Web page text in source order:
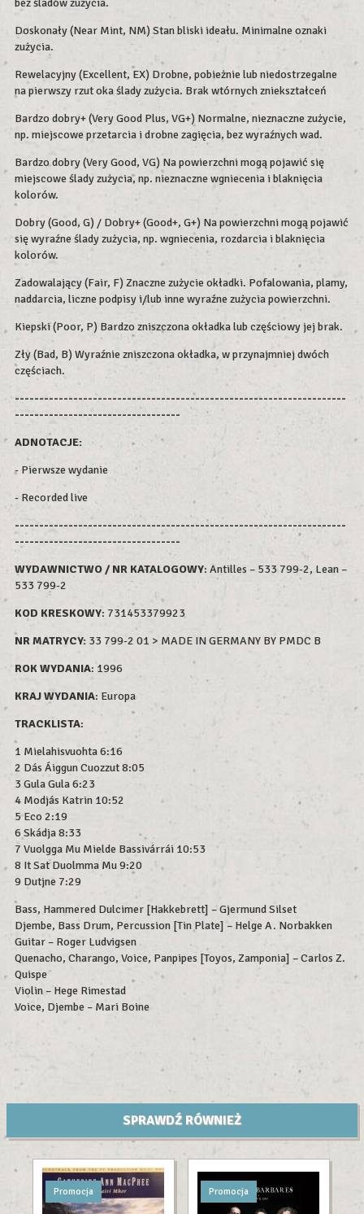
bez śladów zużycia.
Doskonały (Near Mint, NM) Stan bliski ideału. Minimalne oznaki
zużycia.
Rewelacyjny (Excellent, EX) Drobne, pobieżnie lub niedostrzegalne
na pierwszy rzut oka ślady zużycia. Brak wtórnych zniekształceń
Bardzo dobry+ (Very Good Plus, VG+) Normalne, nieznaczne zużycie,
np. miejscowe przetarcia i drobne zagięcia, bez wyraźnych wad.
Bardzo dobry (Very Good, VG) Na powierzchni mogą pojawić się
miejscowe ślady zużycia, np. nieznaczne wgniecenia i blaknięcia
kolorów.
Dobry (Good, G) / Dobry+ (Good+, G+) Na powierzchni mogą pojawić
się wyraźne ślady zużycia, np. wgniecenia, rozdarcia i blaknięcia
kolorów.
Zadowalający (Fair, F) Znaczne zużycie okładki. Pofalowania, plamy,
naddarcia, liczne podpisy i/lub inne wyraźne zużycia powierzchni.
Kiepski (Poor, P) Bardzo zniszczona okładka lub częściowy jej brak.
Zły (Bad, B) Wyraźnie zniszczona okładka, w przynajmniej dwóch
częściach.
--------------------------------------------------------------------
----------------------------------
ADNOTACJE:
- Pierwsze wydanie
- Recorded live
--------------------------------------------------------------------
----------------------------------
WYDAWNICTWO / NR KATALOGOWY: Antilles – 533 799-2, Lean –
533 799-2
KOD KRESKOWY: 731453379923
NR MATRYCY: 33 799-2 01 > MADE IN GERMANY BY PMDC B
ROK WYDANIA: 1996
KRAJ WYDANIA: Europa
TRACKLISTA:
1 Mielahisvuohta 6:16
2 Dás Áiggun Cuozzut 8:05
3 Gula Gula 6:23
4 Modjás Katrin 10:52
5 Eco 2:19
6 Skádja 8:33
7 Vuolgga Mu Mielde Bassivárrái 10:53
8 It Sat Duolmma Mu 9:20
9 Dutjne 7:29
Bass, Hammered Dulcimer [Hakkebrett] – Gjermund Silset
Djembe, Bass Drum, Percussion [Tin Plate] – Helge A. Norbakken
Guitar – Roger Ludvigsen
Quenacho, Charango, Voice, Panpipes [Toyos, Zamponia] – Carlos Z.
Quispe
Violin – Hege Rimestad
Voice, Djembe – Mari Boine
SPRAWDŹ RÓWNIEŻ
Promocja Promocja